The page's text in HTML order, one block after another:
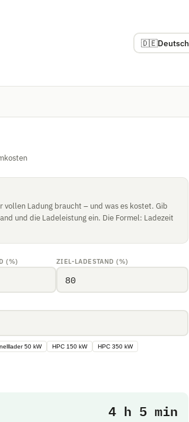
🇩🇪Deutsch
vollen Ladung braucht – und was es kostet. Gib
und die Ladeleistung ein. Die Formel: Ladezeit
(%) ZIEL-LADESTAND (%)
50 kW HPC 150 kW HPC 350 kW
4 h 5 min